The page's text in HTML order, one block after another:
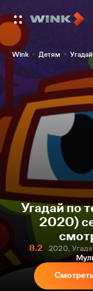
Wink Детям
Угадай по
2020)
8.2
2020,